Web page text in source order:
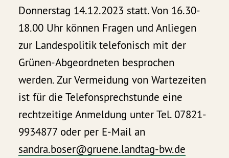
Donnerstag 14.12.2023 statt. Von 16.30-
18.00 Uhr können Fragen und Anliegen
zur Landespolitik telefonisch mit der
Grünen-Abgeordneten besprochen
werden. Zur Vermeidung von Wartezeiten
ist für die Telefonsprechstunde eine
rechtzeitige Anmeldung unter Tel. 07821-
9934877 oder per E-Mail an
sandra.boser@gruene.landtag-bw.de